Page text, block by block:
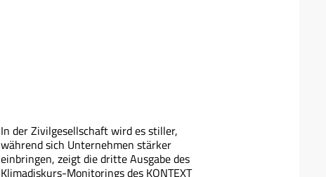
In der Zivilgesellschaft wird es stiller,
während sich Unternehmen stärker
einbringen, zeigt die dritte Ausgabe des
Klimadiskurs-Monitorings des KONTEXT